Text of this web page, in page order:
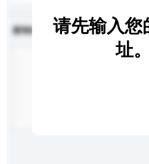
查询内容
请先输入您
址。